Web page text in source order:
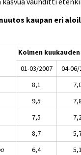
kaupan eri
Kolmen
01-03/2007
04-06/
8,1
9,5 7,8
7,5 7,2
8,7
6,4 5,1